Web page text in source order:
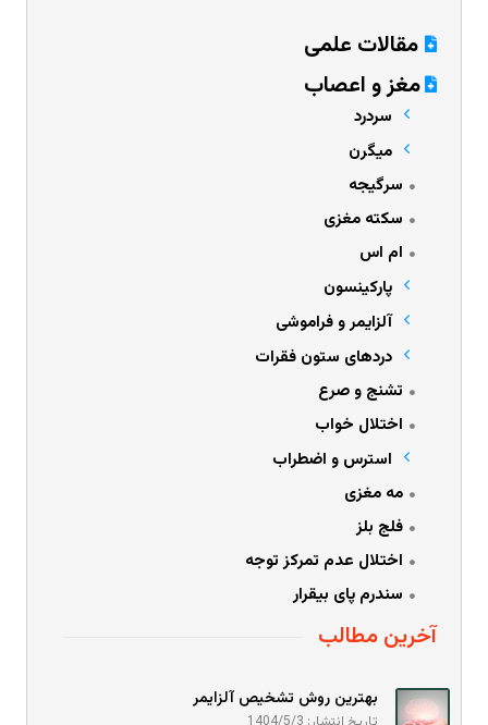
مقالات علمی
مغز و اعصاب
سردرد
میگرن
سرگیجه
سکته مغزی
ام اس
پارکینسون
آلزایمر و فراموشی
دردهای ستون فقرات
تشنج و صرع
اختلال خواب
استرس و اضطراب
مه مغزی
فلج بلز
اختلال عدم تمرکز توجه
سندرم پای بیقرار
آخرین مطالب
بهترین روش تشخیص آلزایمر